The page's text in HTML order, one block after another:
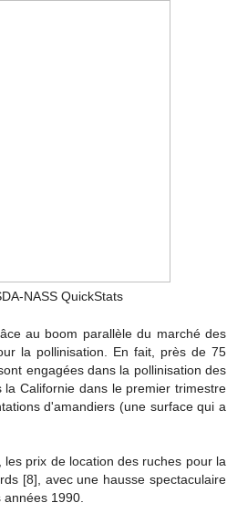
NASS QuickStats
au boom parallèle du marché des
la pollinisation. En fait, près de 75
engagées dans la pollinisation des
Californie dans le premier trimestre
d'amandiers (une surface qui a
prix de location des ruches pour la
[8], avec une hausse spectaculaire
1990.